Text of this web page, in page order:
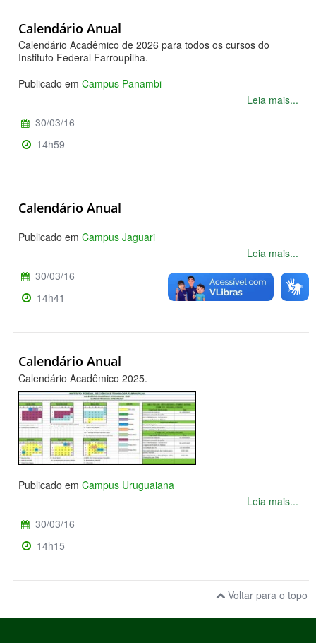
Calendário Anual
Calendário Acadêmico de 2026 para todos os cursos do
Instituto Federal Farroupilha.
Publicado em Campus Panambi
Leia mais...
30/03/16
14h59
Calendário Anual
Publicado em Campus Jaguari
Leia mais...
30/03/16
14h41
Calendário Anual
Calendário Acadêmico 2025.
Publicado em Campus Uruguaiana
Leia mais...
30/03/16
14h15
Voltar para o topo